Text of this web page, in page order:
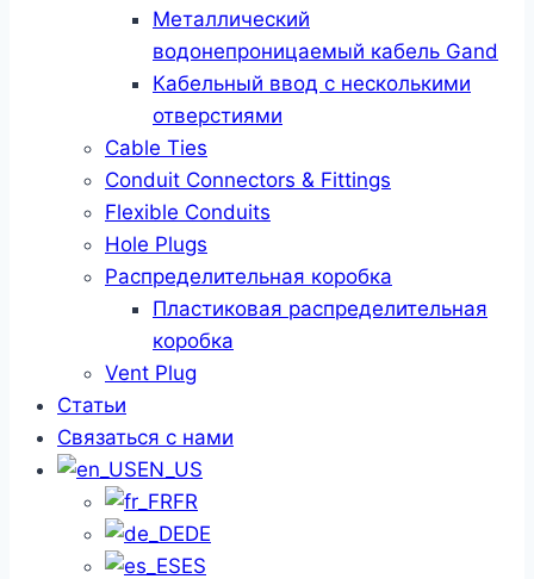
Металлический
водонепроницаемый кабель Gand
Кабельный ввод с несколькими
отверстиями
Cable Ties
Conduit Connectors & Fittings
Flexible Conduits
Hole Plugs
Распределительная коробка
Пластиковая распределительная
коробка
Vent Plug
Статьи
Связаться с нами
EN_US
FR
DE
ES